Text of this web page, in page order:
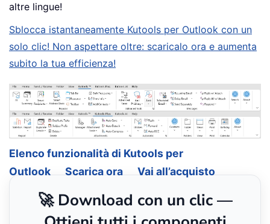
altre lingue!
Sblocca istantaneamente Kutools per Outlook con un
solo clic! Non aspettare oltre: scaricalo ora e aumenta
subito la tua efficienza!
Elenco funzionalità di Kutools per
Outlook
Scarica ora Vai all’acquisto
🚀 Download con un clic —